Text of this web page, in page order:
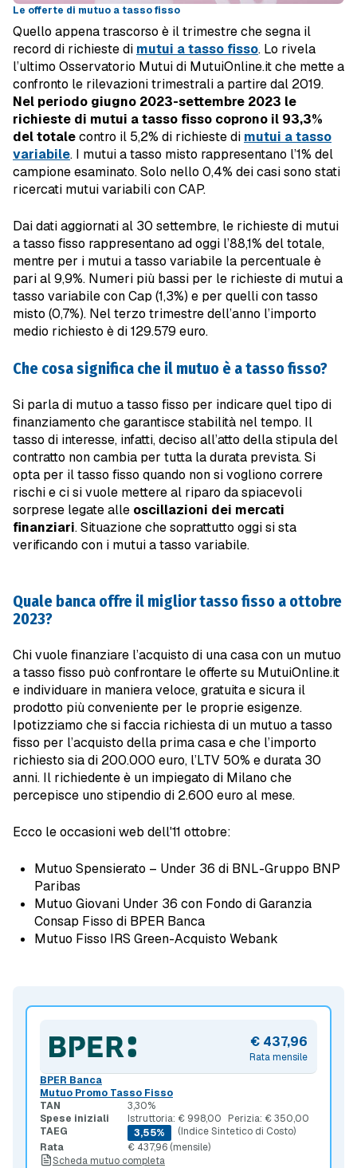
Le offerte di mutuo a tasso fisso
Quello appena trascorso è il trimestre che segna il
record di richieste di mutui a tasso fisso. Lo rivela
l’ultimo Osservatorio Mutui di MutuiOnline.it che mette a
confronto le rilevazioni trimestrali a partire dal 2019.
Nel periodo giugno 2023-settembre 2023 le
richieste di mutui a tasso fisso coprono il 93,3%
del totalecontro il 5,2% di richieste di mutui a tasso
variabile. I mutui a tasso misto rappresentano l’1% del
campione esaminato. Solo nello 0,4% dei casi sono stati
ricercati mutui variabili con CAP.
Dai dati aggiornati al 30 settembre, le richieste di mutui
a tasso fisso rappresentano ad oggi l’88,1% del totale,
mentre per i mutui a tasso variabile la percentuale è
pari al 9,9%. Numeri più bassi per le richieste di mutui a
tasso variabile con Cap (1,3%) e per quelli con tasso
misto (0,7%). Nel terzo trimestre dell’anno l’importo
medio richiesto è di 129.579 euro.
Che cosa significa che il mutuo è a tasso fisso?
Si parla di mutuo a tasso fisso per indicare quel tipo di
finanziamento che garantisce stabilità nel tempo. Il
tasso di interesse, infatti, deciso all’atto della stipula del
contratto non cambia per tutta la durata prevista. Si
opta per il tasso fisso quando non si vogliono correre
rischi e ci si vuole mettere al riparo da spiacevoli
sorprese legate alle oscillazioni dei mercati
finanziari. Situazione che soprattutto oggi si sta
verificando con i mutui a tasso variabile.
Quale banca offre il miglior tasso fisso a ottobre
2023?
Chi vuole finanziare l’acquisto di una casa con un mutuo
a tasso fisso può confrontare le offerte su MutuiOnline.it
e individuare in maniera veloce, gratuita e sicura il
prodotto più conveniente per le proprie esigenze.
Ipotizziamo che si faccia richiesta di un mutuo a tasso
fisso per l’acquisto della prima casa e che l’importo
richiesto sia di 200.000 euro, l’LTV 50% e durata 30
anni. Il richiedente è un impiegato di Milano che
percepisce uno stipendio di 2.600 euro al mese.
Ecco le occasioni web dell'11 ottobre:
Mutuo Spensierato – Under 36 di BNL-Gruppo BNP
Paribas
Mutuo Giovani Under 36 con Fondo di Garanzia
Consap Fisso di BPER Banca
Mutuo Fisso IRS Green-Acquisto Webank
Rata mensile
€ 437,96
BPER Banca
Mutuo Promo Tasso Fisso
TAN
3,30%
Spese iniziali
Istruttoria: € 998,00
Perizia: € 350,00
TAEG
3,55%
(Indice Sintetico di Costo)
Rata
€ 437,96 (mensile)
Scheda mutuo completa